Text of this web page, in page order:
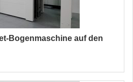
Bogenmaschine auf den